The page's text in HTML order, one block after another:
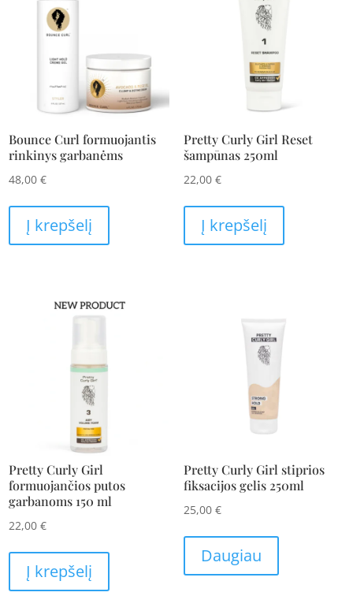
Bounce Curl formuojantis
rinkinys garbanėms
48,00€
Į krepšelį
Pretty Curly Girl Reset
šampūnas 250ml
22,00 €
Į krepšelį
Pretty Curly Girl
formuojančios putos
garbanoms 150 ml
22,00€
Į krepšelį
Pretty Curly Girl stiprios
fiksacijos gelis 250ml
25,00 €
Daugiau